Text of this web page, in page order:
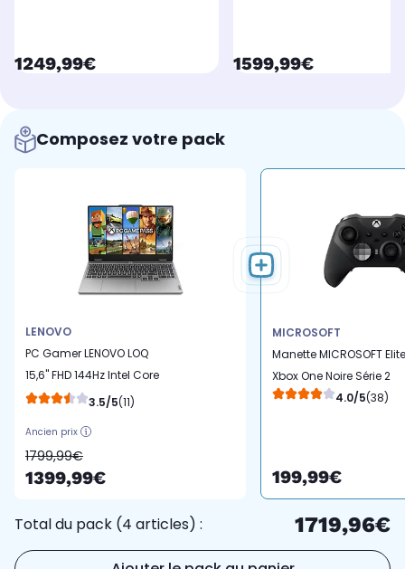
currentPrice
1249,99€ currentPrice
1599,99€
Composez votre pack
LENOVO
PC Gamer LENOVO LOQ
15,6" FHD 144Hz Intel Core
i7 13650HX Nvidia
RAM DDR5 SSD 512 Go
15IRX10
3.5/5(11)
Ancien prix
1799,99€
1399,99€
MICROSOFT
Manette MICROSOFT Elite
Xbox One Noire Série 2
4.0/5(38)
199,99€
Total du pack (4 articles) : 1719,96€